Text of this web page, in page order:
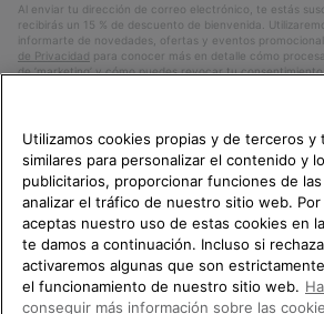
Al enviar tu dirección de correo electrónico, te estás
recibirás un 15 % de descuento de bienvenida.
informarte de novedades, ofertas y eventos
de Privacidad para conocer más en detalle cómo
de ’marketing’ y cómo puedes revocar tu
España
TE DAMOS LA
SOREL.
POR FAVOR,
PAÍS.
Utilizamos cookies propias y de terceros y
similares para personalizar el contenido y
publicitarios, proporcionar funciones de
analizar el tráfico de nuestro sitio web. Por
aceptas nuestro uso de estas cookies en
te damos a continuación. Incluso si
activaremos algunas que son
el funcionamiento de nuestro sitio web.
conseguir más información sobre las